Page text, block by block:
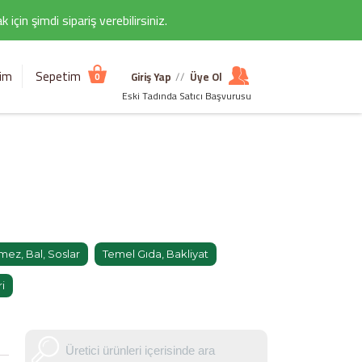
için şimdi sipariş verebilirsiniz.
Sepetim 0 Giriş Yap // Üye Ol
Eski Tadında Satıcı Başvurusu
Bal, Soslar Temel Gıda, Bakliyat